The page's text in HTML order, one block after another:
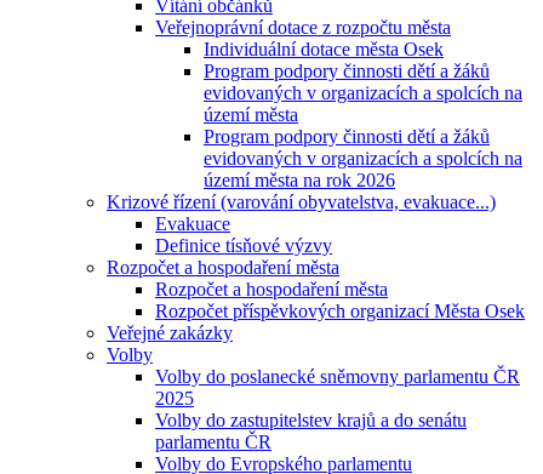
Vítání občánků
Veřejnoprávní dotace z rozpočtu města
Individuální dotace města Osek
Program podpory činnosti dětí a žáků
evidovaných v organizacích a spolcích na
území města
Program podpory činnosti dětí a žáků
evidovaných v organizacích a spolcích na
území města na rok 2026
Krizové řízení (varování obyvatelstva, evakuace...)
Evakuace
Definice tísňové výzvy
Rozpočet a hospodaření města
Rozpočet a hospodaření města
Rozpočet příspěvkových organizací Města Osek
Veřejné zakázky
Volby
Volby do poslanecké sněmovny parlamentu ČR
2025
Volby do zastupitelstev krajů a do senátu
parlamentu ČR
Volby do Evropského parlamentu